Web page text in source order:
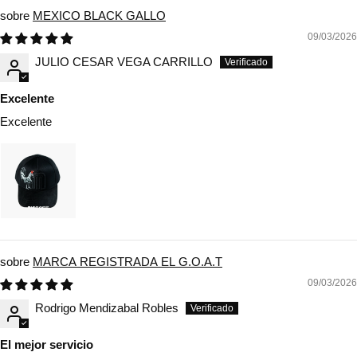
MEXICO BLACK GALLO
09/03/2026
JULIO CESAR VEGA CARRILLO
Excelente
Excelente
MARCA REGISTRADA EL G.O.A.T
09/03/2026
Rodrigo Mendizabal Robles
El mejor servicio